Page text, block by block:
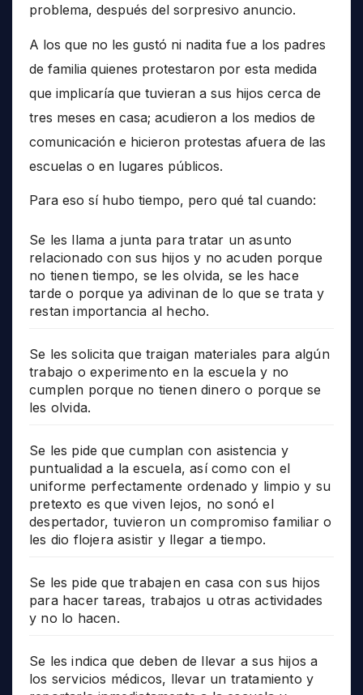
problema, después del sorpresivo anuncio.
A los que no les gustó ni nadita fue a los padres
de familia quienes protestaron por esta medida
que implicaría que tuvieran a sus hijos cerca de
tres meses en casa; acudieron a los medios de
comunicación e hicieron protestas afuera de las
escuelas o en lugares públicos.
Para eso sí hubo tiempo, pero qué tal cuando:
Se les llama a junta para tratar un asunto
relacionado con sus hijos y no acuden porque
no tienen tiempo, se les olvida, se les hace
tarde o porque ya adivinan de lo que se trata y
restan importancia al hecho.
Se les solicita que traigan materiales para algún
trabajo o experimento en la escuela y no
cumplen porque no tienen dinero o porque se
les olvida.
Se les pide que cumplan con asistencia y
puntualidad a la escuela, así como con el
uniforme perfectamente ordenado y limpio y su
pretexto es que viven lejos, no sonó el
despertador, tuvieron un compromiso familiar o
les dio flojera asistir y llegar a tiempo.
Se les pide que trabajen en casa con sus hijos
para hacer tareas, trabajos u otras actividades
y no lo hacen.
Se les indica que deben de llevar a sus hijos a
los servicios médicos, llevar un tratamiento y